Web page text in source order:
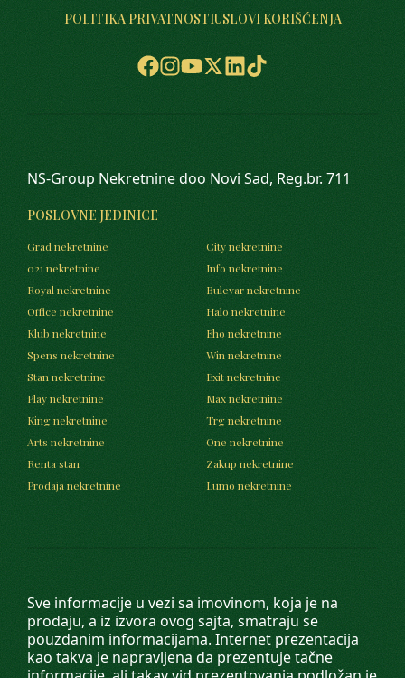
POLITIKA PRIVATNOSTIUSLOVI KORIŠĆENJA
Sve informacije u vezi sa imovinom, koja je na
prodaju, a iz izvora ovog sajta, smatraju se
pouzdanim informacijama. Internet prezentacija
kao takva je napravljena da prezentuje tačne
NS-Group Nekretnine doo Novi Sad, Reg.br. 711
POSLOVNE JEDINICE
Grad nekretnine
City nekretnine
021 nekretnine
Info nekretnine
Royal nekretnine
Bulevar nekretnine
Office nekretnine
Halo nekretnine
Klub nekretnine
Eho nekretnine
Spens nekretnine
Win nekretnine
Stan nekretnine
Exit nekretnine
Play nekretnine
Max nekretnine
King nekretnine
Trg nekretnine
Arts nekretnine
One nekretnine
Renta stan
Zakup nekretnine
Prodaja nekretnine
Lumo nekretnine